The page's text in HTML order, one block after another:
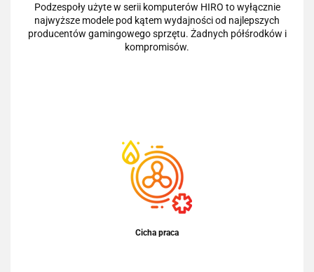
Podzespoły użyte w serii komputerów HIRO to wyłącznie
najwyższe modele pod kątem wydajności od najlepszych
producentów gamingowego sprzętu. Żadnych półśrodków i
kompromisów.
Cicha praca